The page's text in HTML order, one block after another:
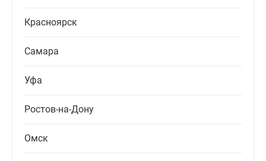
Красноярск
Самара
Уфа
Ростов-на-Дону
Омск